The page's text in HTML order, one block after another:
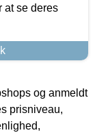
at se deres
og anmeldt
prisniveau,